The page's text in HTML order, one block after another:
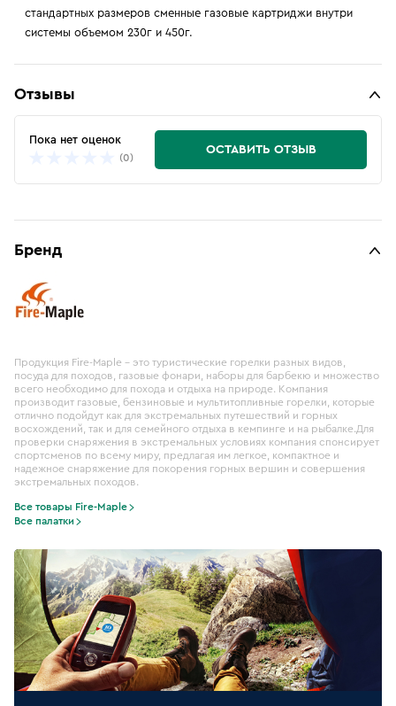
стандартных размеров сменные газовые картриджи внутри
системы объемом 230г и 450г.
Отзывы
Пока нет оценок
(0)
ОСТАВИТЬ ОТЗЫВ
Бренд
Продукция Fire-Maple – это туристические горелки разных видов,
посуда для походов, газовые фонари, наборы для барбекю и множество
всего необходимо для похода и отдыха на природе. Компания
производит газовые, бензиновые и мультитопливные горелки, которые
отлично подойдут как для экстремальных путешествий и горных
восхождений, так и для семейного отдыха в кемпинге и на рыбалке.Для
проверки снаряжения в экстремальных условиях компания спонсирует
спортсменов по всему миру, предлагая им легкое, компактное и
надежное снаряжение для покорения горных вершин и совершения
экстремальных походов.
Все товары Fire-Maple
Все палатки